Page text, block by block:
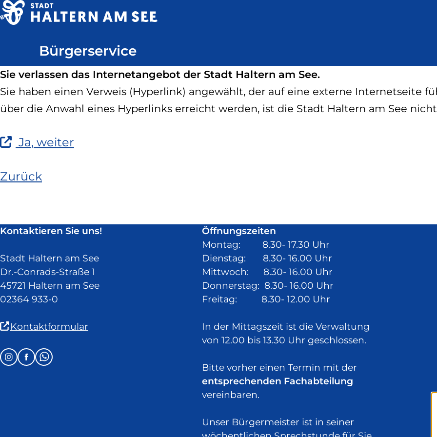
Direkt
zum
See
Bürgerservice
Sie verlassen das Internetangebot der Stadt Haltern am See.
Sie haben einen Verweis (Hyperlink) angewählt, der auf eine externe Internetseite
über die Anwahl eines Hyperlinks erreicht werden, ist die Stadt Haltern am See
Ja, weiter
in
neuem
Fenster)
Zurück
Kontaktieren Sie uns!
Stadt Haltern am See
Dr.-Conrads-Straße 1
45721 Haltern am See
02364 933-0
Kontaktformular
Follow
us
Instagram
FacebookWhatsapp
Öffnungszeiten
Montag: 8.30- 17.30 Uhr
Dienstag: 8.30- 16.00 Uhr
Mittwoch: 8.30- 16.00 Uhr
Donnerstag: 8.30- 16.00 Uhr
Freitag: 8.30- 12.00 Uhr
In der Mittagszeit ist die Verwaltung
von 12.00 bis 13.30 Uhr geschlossen.
Bitte vorher einen Termin mit der
entsprechenden Fachabteilung
vereinbaren.
Unser Bürgermeister ist in seiner